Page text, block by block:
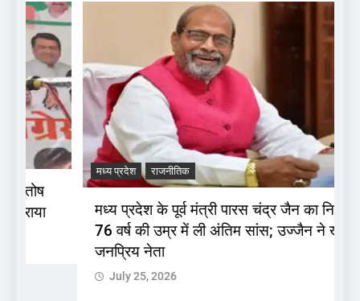
मध्य प्रदेश राजनीतिक
मध्य प्रदेश के पूर्व मंत्री पारस चंद्र जैन का निधन,
76 वर्ष की उम्र में ली अंतिम सांस; उज्जैन ने खोया
जनप्रिय नेता
July 25, 2026